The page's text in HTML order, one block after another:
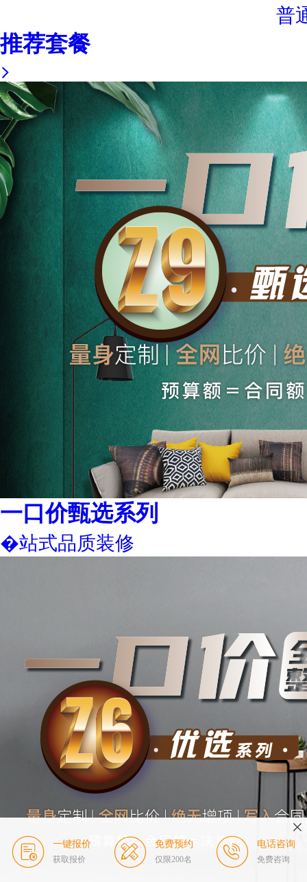
普
推荐套餐
一口价甄选系列
�站式品质装修
一键报价
获取报价
免费预约
仅限200名
电话咨询
免费咨询